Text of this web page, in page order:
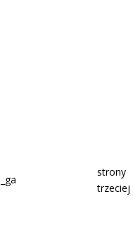
_ga
strony
trzeciej